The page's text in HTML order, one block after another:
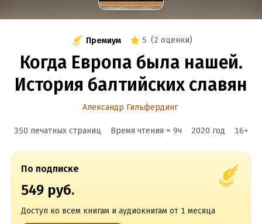
Премиум 5 (2 оценки)
Когда Европа была нашей.
История балтийских славян
Александр Гильфердинг
350 печатных страниц Время чтения ≈ 9ч 2020 год 16+
По подписке
549 руб.
Доступ ко всем книгам и аудиокнигам от 1 месяца